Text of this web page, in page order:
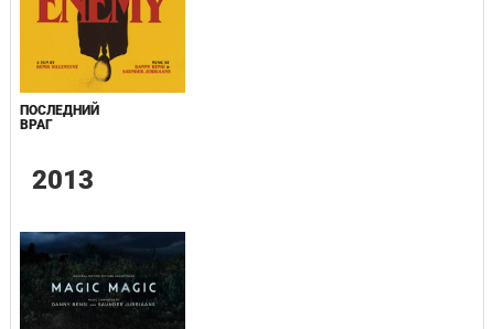
ПОСЛЕДНИЙ
ВРАГ
2013